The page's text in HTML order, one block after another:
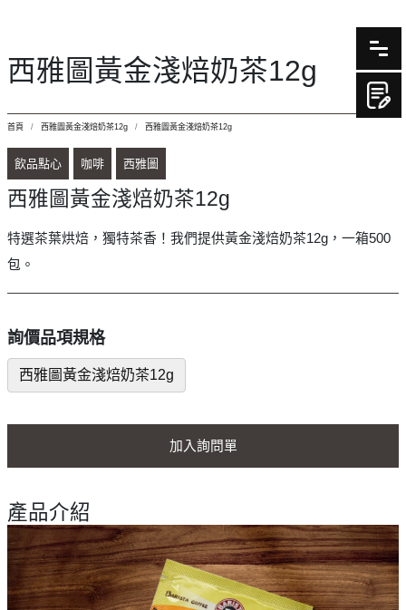
西雅圖黃金淺焙奶茶12g
首頁 西雅圖黃金淺焙奶茶12g 西雅圖黃金淺焙奶茶12g
飲品點心 咖啡 西雅圖
西雅圖黃金淺焙奶茶12g
特選茶葉烘焙，獨特茶香！我們提供黃金淺焙奶茶12g，一箱500
包。
詢價品項規格
西雅圖黃金淺焙奶茶12g
加入詢問單
產品介紹